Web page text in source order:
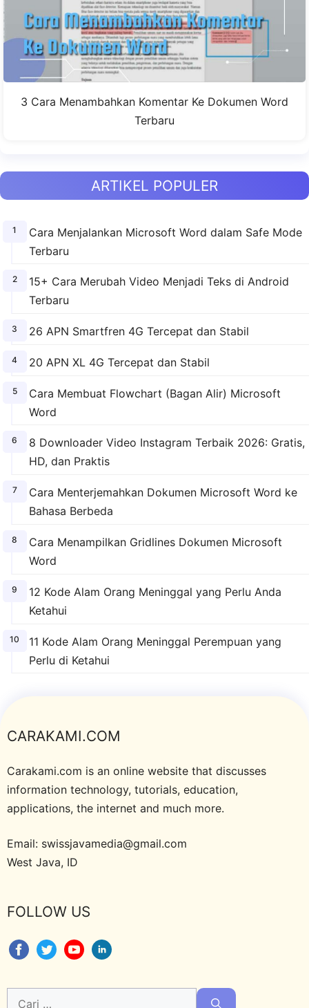
3 Cara Menambahkan Komentar Ke Dokumen Word
Terbaru
ARTIKEL POPULER
Cara Menjalankan Microsoft Word dalam Safe Mode
Terbaru
15+ Cara Merubah Video Menjadi Teks di Android
Terbaru
26 APN Smartfren 4G Tercepat dan Stabil
20 APN XL 4G Tercepat dan Stabil
Cara Membuat Flowchart (Bagan Alir) Microsoft
Word
8 Downloader Video Instagram Terbaik 2026: Gratis,
HD, dan Praktis
Cara Menterjemahkan Dokumen Microsoft Word ke
Bahasa Berbeda
Cara Menampilkan Gridlines Dokumen Microsoft
Word
12 Kode Alam Orang Meninggal yang Perlu Anda
Ketahui
11 Kode Alam Orang Meninggal Perempuan yang
Perlu di Ketahui
CARAKAMI.COM
Carakami.com is an online website that discusses
information technology, tutorials, education,
applications, the internet and much more.
Email: swissjavamedia@gmail.com
West Java, ID
FOLLOW US
Cari